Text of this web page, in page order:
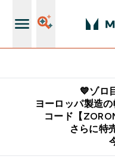
💙ゾロ
ヨーロッパ製造
コード【
さらに特